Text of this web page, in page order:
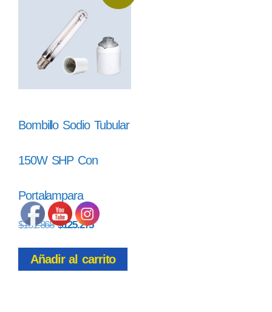
Bombillo Sodio Tubular
150W SHP Con
Portalampara
$131.868 $125.275
Añadir al carrito